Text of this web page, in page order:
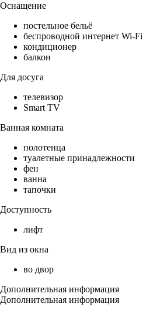
Оснащение
постельное бельё
беспроводной интернет Wi-Fi
кондиционер
балкон
Для досуга
телевизор
Smart TV
Ванная комната
полотенца
туалетные принадлежности
фен
ванна
тапочки
Доступность
лифт
Вид из окна
во двор
Дополнительная информация
Дополнительная информация